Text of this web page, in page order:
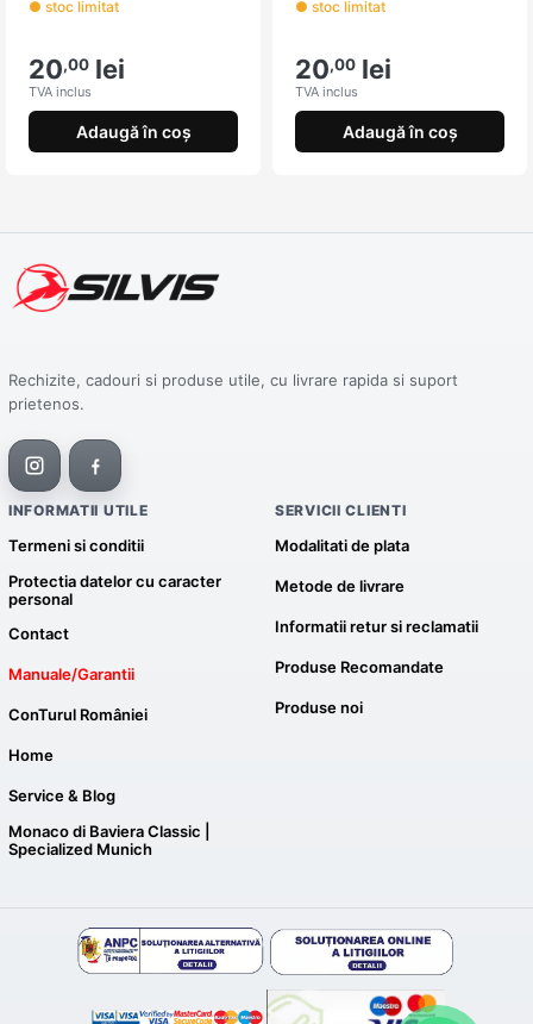
● stoc limitat
20,00 lei
TVA inclus
Adaugă în coș
● stoc limitat
20,00 lei
TVA inclus
Adaugă în coș
Rechizite, cadouri si produse utile, cu livrare rapida si suport
prietenos.
INFORMATII UTILE
Termeni si conditii
Protectia datelor cu caracter
personal
Contact
Manuale/Garantii
ConTurul României
Home
Service & Blog
Monaco di Baviera Classic |
Specialized Munich
SERVICII CLIENTI
Modalitati de plata
Metode de livrare
Informatii retur si reclamatii
Produse Recomandate
Produse noi